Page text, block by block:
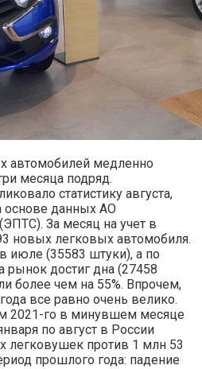
автомобилей медленно
месяца подряд.
статистику августа,
основе данных АО
За месяц на учет в
новых легковых автомобиля.
июле (35583 штуки), а по
достиг дна (27458
более чем на 55%. Впрочем,
все равно очень велико.
2021-го в минувшем месяце
по август в России
легковушек против 1 млн 53
прошлого года: падение